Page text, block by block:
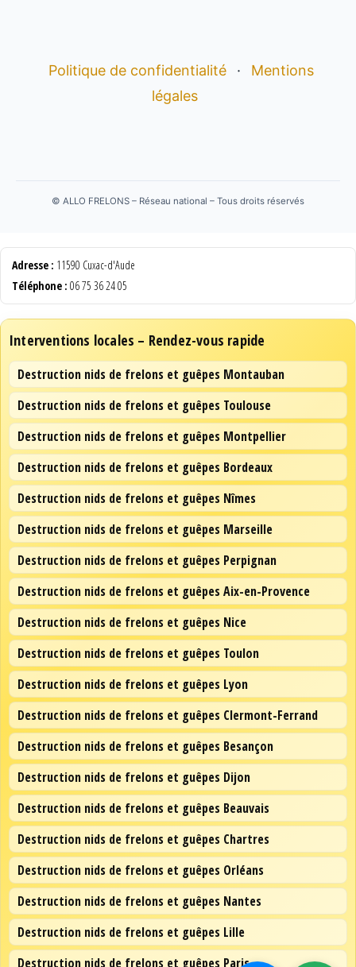
Politique de confidentialité ·
Mentions
légales
© ALLO FRELONS – Réseau national – Tous droits réservés
Adresse : 11590 Cuxac-d'Aude
Téléphone : 06 75 36 24 05
Interventions locales – Rendez-vous rapide
Destruction nids de frelons et guêpes Montauban
Destruction nids de frelons et guêpes Toulouse
Destruction nids de frelons et guêpes Montpellier
Destruction nids de frelons et guêpes Bordeaux
Destruction nids de frelons et guêpes Nîmes
Destruction nids de frelons et guêpes Marseille
Destruction nids de frelons et guêpes Perpignan
Destruction nids de frelons et guêpes Aix-en-Provence
Destruction nids de frelons et guêpes Nice
Destruction nids de frelons et guêpes Toulon
Destruction nids de frelons et guêpes Lyon
Destruction nids de frelons et guêpes Clermont-Ferrand
Destruction nids de frelons et guêpes Besançon
Destruction nids de frelons et guêpes Dijon
Destruction nids de frelons et guêpes Beauvais
Destruction nids de frelons et guêpes Chartres
Destruction nids de frelons et guêpes Orléans
Destruction nids de frelons et guêpes Nantes
Destruction nids de frelons et guêpes Lille
Destruction nids de frelons et guêpes Paris